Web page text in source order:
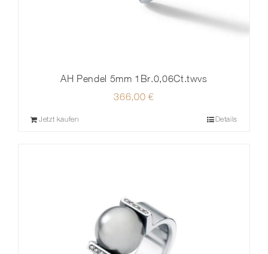
AH Pendel 5mm 1Br.0,06Ct.twvs
366,00 €
Jetzt kaufen Details